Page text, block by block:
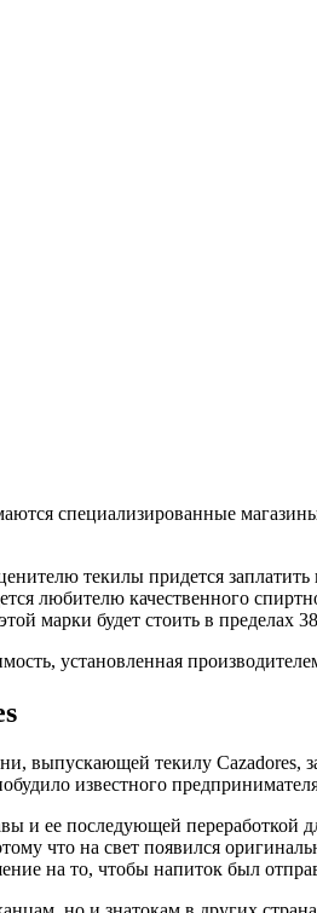
специализированные
текилы придется заплатить
любителю качественного
марки будет стоить в пределах
установленная
выпускающей текилу Cazadores,
известного
и ее последующей
что на свет появился
на то, чтобы напиток был